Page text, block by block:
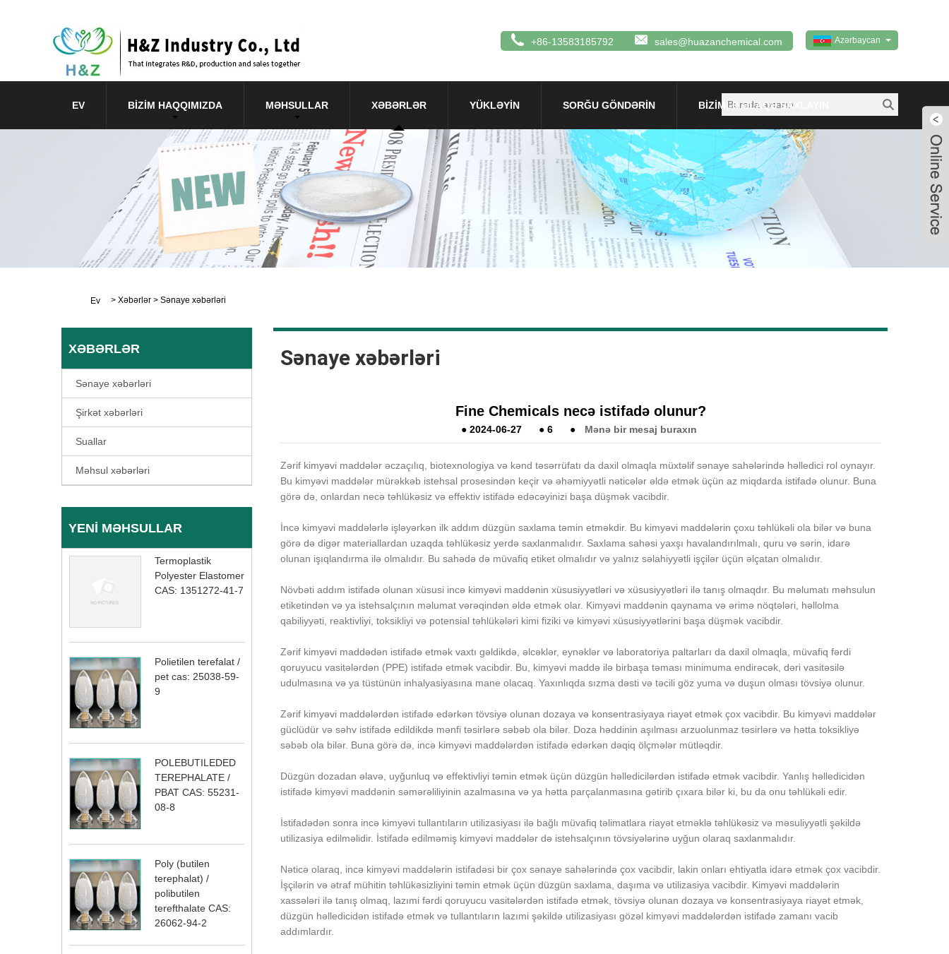
Azərbaycan
+86-13583185792 sales@huazanchemical.com
EV BIZIM HAQQIMIZDA MƏHSULLAR XƏBƏRLƏR YÜKLƏYIN SORĞU GÖNDƏRIN BIZIMLƏ ƏLAQƏ SAXLAYIN
Ev > Xəbərlər > Sənaye xəbərləri
XƏBƏRLƏR
Sənaye xəbərləri
Şirkət xəbərləri
Suallar
Məhsul xəbərləri
YENI MƏHSULLAR
Termoplastik
Polyester Elastomer
CAS: 1351272-41-7
Polietilen terefalat /
pet cas: 25038-59-
9
POLEBUTILEDED
TEREPHALATE /
PBAT CAS: 55231-
08-8
Poly (butilen
terephalat) /
polibutilen
terefthalate CAS:
26062-94-2
Sənaye xəbərləri
Fine Chemicals necə istifadə olunur?
●2024-06-27 ●6 ● Mənə bir mesaj buraxın
Zərif kimyəvi maddələr əczaçılıq, biotexnologiya və kənd təsərrüfatı da daxil olmaqla müxtəlif sənaye sahələrində həlledici rol oynayır.
Bu kimyəvi maddələr mürəkkəb istehsal prosesindən keçir və əhəmiyyətli nəticələr əldə etmək üçün az miqdarda istifadə olunur. Buna
görə də, onlardan necə təhlükəsiz və effektiv istifadə edəcəyinizi başa düşmək vacibdir.
İncə kimyəvi maddələrlə işləyərkən ilk addım düzgün saxlama təmin etməkdir. Bu kimyəvi maddələrin çoxu təhlükəli ola bilər və buna
görə də digər materiallardan uzaqda təhlükəsiz yerdə saxlanmalıdır. Saxlama sahəsi yaxşı havalandırılmalı, quru və sərin, idarə
olunan işıqlandırma ilə olmalıdır. Bu sahədə də müvafiq etiket olmalıdır və yalnız səlahiyyətli işçilər üçün əlçatan olmalıdır.
Növbəti addım istifadə olunan xüsusi incə kimyəvi maddənin xüsusiyyətləri və xüsusiyyətləri ilə tanış olmaqdır. Bu məlumatı məhsulun
etiketindən və ya istehsalçının məlumat vərəqindən əldə etmək olar. Kimyəvi maddənin qaynama və ərimə nöqtələri, həllolma
qabiliyyəti, reaktivliyi, toksikliyi və potensial təhlükələri kimi fiziki və kimyəvi xüsusiyyətlərini başa düşmək vacibdir.
Zərif kimyəvi maddədən istifadə etmək vaxtı gəldikdə, əlcəklər, eynəklər və laboratoriya paltarları da daxil olmaqla, müvafiq fərdi
qoruyucu vasitələrdən (PPE) istifadə etmək vacibdir. Bu, kimyəvi maddə ilə birbaşa təması minimuma endirəcək, dəri vasitəsilə
udulmasına və ya tüstünün inhalyasiyasına mane olacaq. Yaxınlıqda sızma dəsti və təcili göz yuma və duşun olması tövsiyə olunur.
Zərif kimyəvi maddələrdən istifadə edərkən tövsiyə olunan dozaya və konsentrasiyaya riayət etmək çox vacibdir. Bu kimyəvi maddələr
güclüdür və səhv istifadə edildikdə mənfi təsirlərə səbəb ola bilər. Doza həddinin aşılması arzuolunmaz təsirlərə və hətta toksikliyə
səbəb ola bilər. Buna görə də, incə kimyəvi maddələrdən istifadə edərkən dəqiq ölçmələr mütləqdir.
Düzgün dozadan əlavə, uyğunluq və effektivliyi təmin etmək üçün düzgün həlledicilərdən istifadə etmək vacibdir. Yanlış həlledicidən
istifadə kimyəvi maddənin səmərəliliyinin azalmasına və ya hətta parçalanmasına gətirib çıxara bilər ki, bu da onu təhlükəli edir.
İstifadədən sonra incə kimyəvi tullantıların utilizasiyası ilə bağlı müvafiq təlimatlara riayət etməklə təhlükəsiz və məsuliyyətli şəkildə
utilizasiya edilməlidir. İstifadə edilməmiş kimyəvi maddələr də istehsalçının tövsiyələrinə uyğun olaraq saxlanmalıdır.
Nəticə olaraq, incə kimyəvi maddələrin istifadəsi bir çox sənaye sahələrində çox vacibdir, lakin onları ehtiyatla idarə etmək çox vacibdir.
İşçilərin və ətraf mühitin təhlükəsizliyini təmin etmək üçün düzgün saxlama, daşıma və utilizasiya vacibdir. Kimyəvi maddələrin
xassələri ilə tanış olmaq, lazımi fərdi qoruyucu vasitələrdən istifadə etmək, tövsiyə olunan dozaya və konsentrasiyaya riayət etmək,
düzgün həlledicidən istifadə etmək və tullantıların lazımi şəkildə utilizasiyası gözəl kimyəvi maddələrdən istifadə zamanı vacib
addımlardır.